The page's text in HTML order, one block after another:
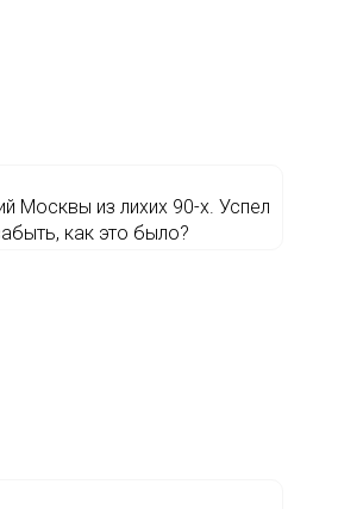
Москвы из лихих 90-х. Успел
как это было?